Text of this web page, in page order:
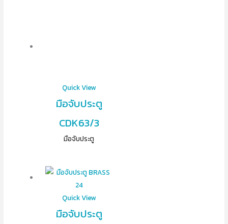
Quick View
มือจับประตู
CDK63/3
มือจับประตู
Quick View
มือจับประตู